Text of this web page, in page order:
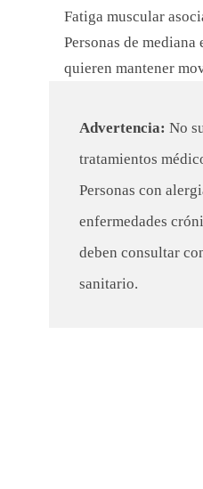
Fatiga muscular
Personas de mediana
quieren mantener
Advertencia: No
tratamientos
Personas con
enfermedades
deben consultar
sanitario.